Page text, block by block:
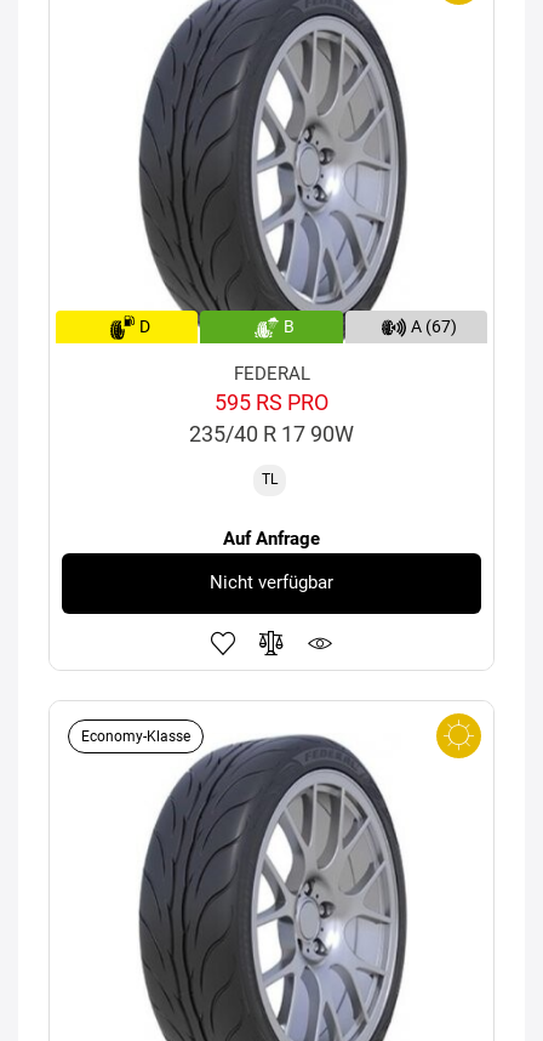
D B A (67)
FEDERAL
595 RS PRO
235/40 R 17 90W
TL
Auf Anfrage
Nicht verfügbar
Economy-Klasse